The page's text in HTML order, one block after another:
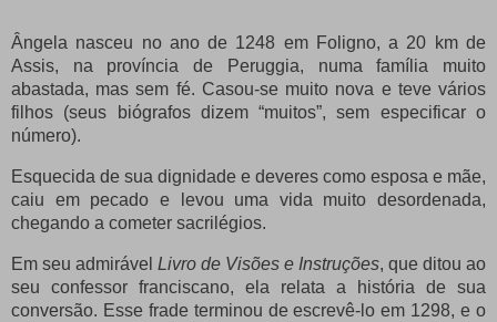
Ângela nasceu no ano de 1248 em Foligno, a 20 km de
Assis, na província de Peruggia, numa família muito
abastada, mas sem fé. Casou-se muito nova e teve vários
filhos (seus biógrafos dizem “muitos”, sem especificar o
número).
Esquecida de sua dignidade e deveres como esposa e mãe,
caiu em pecado e levou uma vida muito desordenada,
chegando a cometer sacrilégios.
Em seu admirável Livro de Visões e Instruções, que ditou ao
seu confessor franciscano, ela relata a história de sua
conversão. Esse frade terminou de escrevê-lo em 1298, e o